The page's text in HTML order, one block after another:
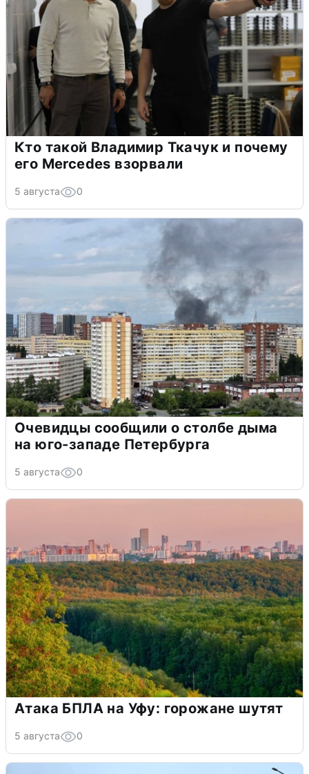
Кто такой Владимир Ткачук и почему
его Mercedes взорвали
5 августа 0
Очевидцы сообщили о столбе дыма
на юго-западе Петербурга
5 августа 0
Атака БПЛА на Уфу: горожане шутят
5 августа 0